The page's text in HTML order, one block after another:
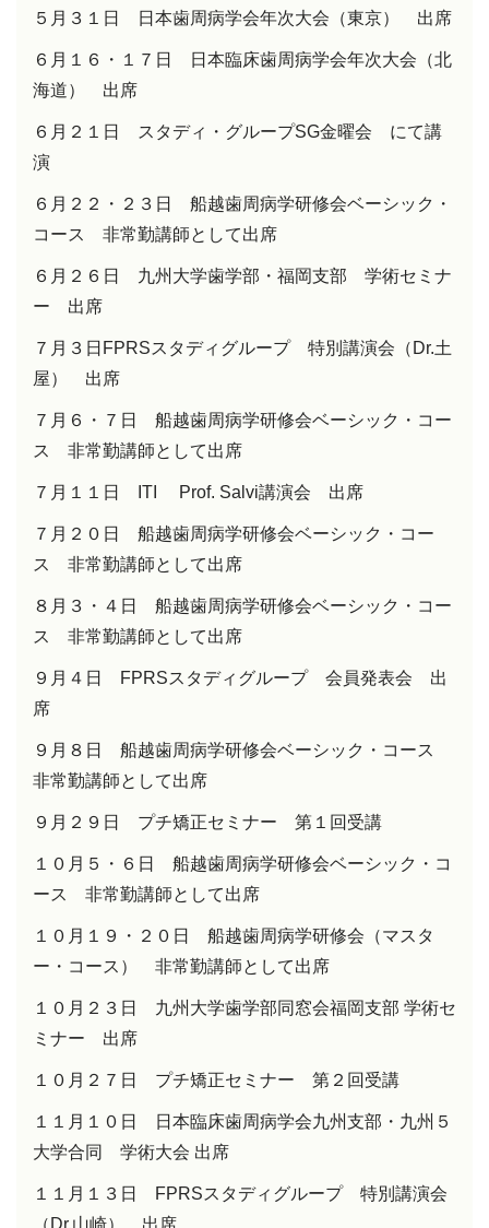
５月３１日 日本歯周病学会年次大会（東京） 出席
６月１６・１７日 日本臨床歯周病学会年次大会（北
海道） 出席
６月２１日 スタディ・グループSG金曜会 にて講
演
６月２２・２３日 船越歯周病学研修会ベーシック・
コース 非常勤講師として出席
６月２６日 九州大学歯学部・福岡支部 学術セミナ
ー 出席
７月３日 FPRSスタディグループ 特別講演会（ Dr.土
屋） 出席
７月６・７日 船越歯周病学研修会ベーシック・コー
ス 非常勤講師として出席
７月１１日 ITI Prof. Salvi講演会 出席
７月２０日 船越歯周病学研修会ベーシック・コー
ス 非常勤講師として出席
８月３・４日 船越歯周病学研修会ベーシック・コー
ス 非常勤講師として出席
９月４日 FPRSスタディグループ 会員発表会 出
席
９月８日 船越歯周病学研修会ベーシック・コース
非常勤講師として出席
９月２９日 プチ矯正セミナー 第１回受講
１０月５・６日 船越歯周病学研修会ベーシック・コ
ース 非常勤講師として出席
１０月１９・２０日 船越歯周病学研修会（マスタ
ー・コース） 非常勤講師として出席
１０月２３日 九州大学歯学部同窓会福岡支部 学術セ
ミナー 出席
１０月２７日 プチ矯正セミナー 第２回受講
１１月１０日 日本臨床歯周病学会九州支部・九州５
大学合同 学術大会 出席
１１月１３日 FPRSスタディグループ 特別講演会
（ Dr.山崎） 出席